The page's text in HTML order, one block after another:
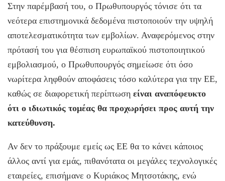
Στην παρέμβασή του, ο Πρωθυπουργός τόνισε ότι τα
νεότερα επιστημονικά δεδομένα πιστοποιούν την υψηλή
αποτελεσματικότητα των εμβολίων. Αναφερόμενος στην
πρότασή του για θέσπιση ευρωπαϊκού πιστοποιητικού
εμβολιασμού, ο Πρωθυπουργός σημείωσε ότι όσο
νωρίτερα ληφθούν αποφάσεις τόσο καλύτερα για την ΕΕ,
καθώς σε διαφορετική περίπτωση είναι αναπόφευκτο
ότι ο ιδιωτικός τομέας θα προχωρήσει προς αυτή την
κατεύθυνση.
Αν δεν το πράξουμε εμείς ως ΕΕ θα το κάνει κάποιος
άλλος αντί για εμάς, πιθανότατα οι μεγάλες τεχνολογικές
εταιρείες, επισήμανε ο Κυριάκος Μητσοτάκης, ενώ